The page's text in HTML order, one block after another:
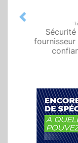
fournisseur
Previous